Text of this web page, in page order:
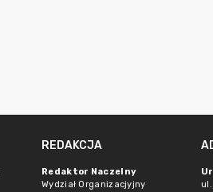
REDAKCJA
Redaktor Naczelny
Wydział Organizacjyjny